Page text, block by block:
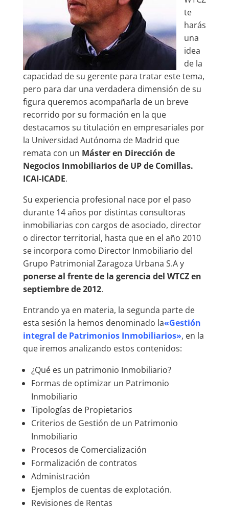
te
harás
una
idea
de la
capacidad de su gerente para tratar este tema,
pero para dar una verdadera dimensión de su
figura queremos acompañarla de un breve
recorrido por su formación en la que
destacamos su titulación en empresariales por
la Universidad Autónoma de Madrid que
remata con un Máster en Dirección de
Negocios Inmobiliarios de UP de Comillas.
ICAI-ICADE.
Su experiencia profesional nace por el paso
durante 14 años por distintas consultoras
inmobiliarias con cargos de asociado, director
o director territorial, hasta que en el año 2010
se incorpora como Director Inmobiliario del
Grupo Patrimonial Zaragoza Urbana S.A y
ponerse al frente de la gerencia del WTCZ en
septiembre de 2012.
Entrando ya en materia, la segunda parte de
esta sesión la hemos denominado la«Gestión
integral de Patrimonios Inmobiliarios», en la
que iremos analizando estos contenidos:
¿Qué es un patrimonio Inmobiliario?
Formas de optimizar un Patrimonio
Inmobiliario
Tipologías de Propietarios
Criterios de Gestión de un Patrimonio
Inmobiliario
Procesos de Comercialización
Formalización de contratos
Administración
Ejemplos de cuentas de explotación.
Revisiones de Rentas